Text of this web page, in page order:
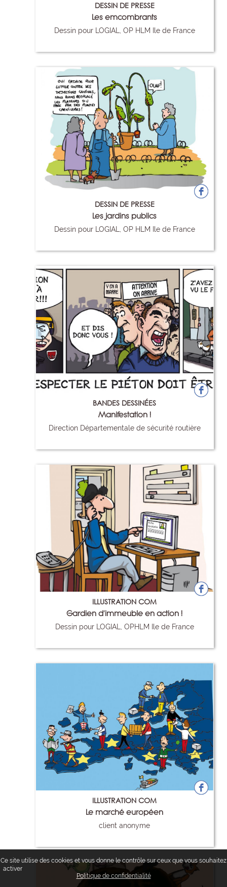
DESSIN DE PRESSE
Les emcombrants
Dessin pour LOGIAL, OP HLM Ile de France
DESSIN DE PRESSE
Les jardins publics
Dessin pour LOGIAL, OP HLM Ile de France
BANDES DESSINÉES
Manifestation !
Direction Départementale de sécurité routière
ILLUSTRATION COM
Gardien d'immeuble en action !
Dessin pour LOGIAL, OPHLM Ile de France
ILLUSTRATION COM
Le marché européen
client anonyme
Ce site utilise des cookies et vous donne le contrôle sur ceux que vous souhaitez
activer
Tout accepterContinuer sans accepter Paramétrer mes choix
Politique de confidentialité